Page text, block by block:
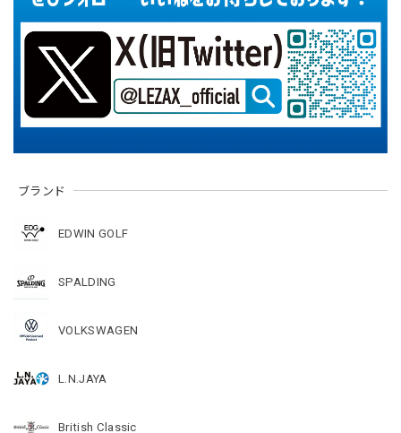
ブランド
EDWIN GOLF
SPALDING
VOLKSWAGEN
L.N.JAYA
British Classic